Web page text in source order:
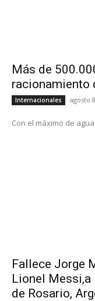
Más de
racionamiento
Internacionales agosto
Con el máximo de
Fallece Jorge
Lionel Messi,a
de Rosario,